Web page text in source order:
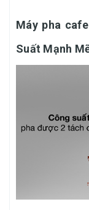
Máy pha
Suất Mạnh